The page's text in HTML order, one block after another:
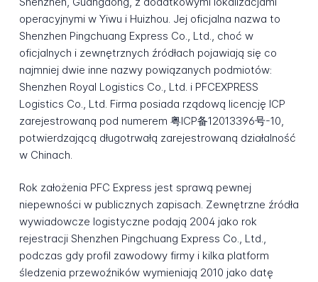
operacyjnymi w Yiwu i Huizhou. Jej oficjalna nazwa to
Shenzhen Pingchuang Express Co., Ltd., choć w
oficjalnych i zewnętrznych źródłach pojawiają się co
najmniej dwie inne nazwy powiązanych podmiotów:
Shenzhen Royal Logistics Co., Ltd. i PFCEXPRESS
Logistics Co., Ltd. Firma posiada rządową licencję ICP
zarejestrowaną pod numerem 粤ICP备12013396号-10,
potwierdzającą długotrwałą zarejestrowaną działalność
w Chinach.
Rok założenia PFC Express jest sprawą pewnej
niepewności w publicznych zapisach. Zewnętrzne źródła
wywiadowcze logistyczne podają 2004 jako rok
rejestracji Shenzhen Pingchuang Express Co., Ltd.,
podczas gdy profil zawodowy firmy i kilka platform
śledzenia przewoźników wymieniają 2010 jako datę